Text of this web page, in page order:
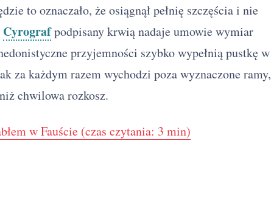
to oznaczało, że osiągnął pełnię szczęścia i nie
Cyrografpodpisany krwią nadaje umowie wymiar
przyjemności szybko wypełnią pustkę w
za każdym razem wychodzi poza wyznaczone ramy,
chwilowa rozkosz.
w Fauście (czas czytania: 3 min)